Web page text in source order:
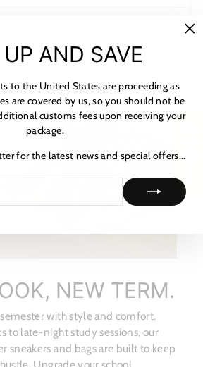
NEW TERM.
with style and comfort.
to late-night study sessions, our
sneakers and bags are built to keep
AND SAVE
to the United States are proceeding as
are covered by us, so you should not be
customs fees upon receiving your
package.
for the latest news and special offers...★ レビュー